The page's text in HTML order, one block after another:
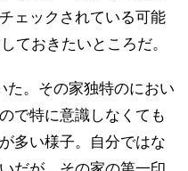
ェックされている可能
ておきたいところだ。
た。その家独特のにおい
で特に意識しなくても
多い様子。自分ではな